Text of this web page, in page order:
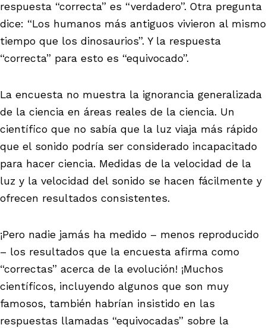
respuesta “correcta” es “verdadero”. Otra pregunta
dice: “Los humanos más antiguos vivieron al mismo
tiempo que los dinosaurios”. Y la respuesta
“correcta” para esto es “equivocado”.
La encuesta no muestra la ignorancia generalizada
de la ciencia en áreas reales de la ciencia. Un
científico que no sabía que la luz viaja más rápido
que el sonido podría ser considerado incapacitado
para hacer ciencia. Medidas de la velocidad de la
luz y la velocidad del sonido se hacen fácilmente y
ofrecen resultados consistentes.
¡Pero nadie jamás ha medido – menos reproducido
– los resultados que la encuesta afirma como
“correctas” acerca de la evolución! ¡Muchos
científicos, incluyendo algunos que son muy
famosos, también habrían insistido en las
respuestas llamadas “equivocadas” sobre la